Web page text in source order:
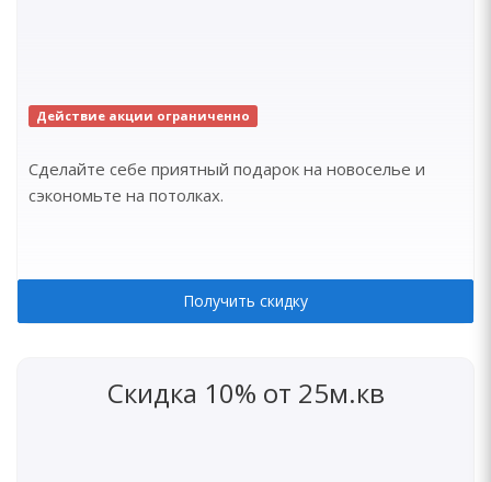
Действие акции ограниченно
Сделайте себе приятный подарок на новоселье и
сэкономьте на потолках.
Получить скидку
Скидка 10% от 25м.кв